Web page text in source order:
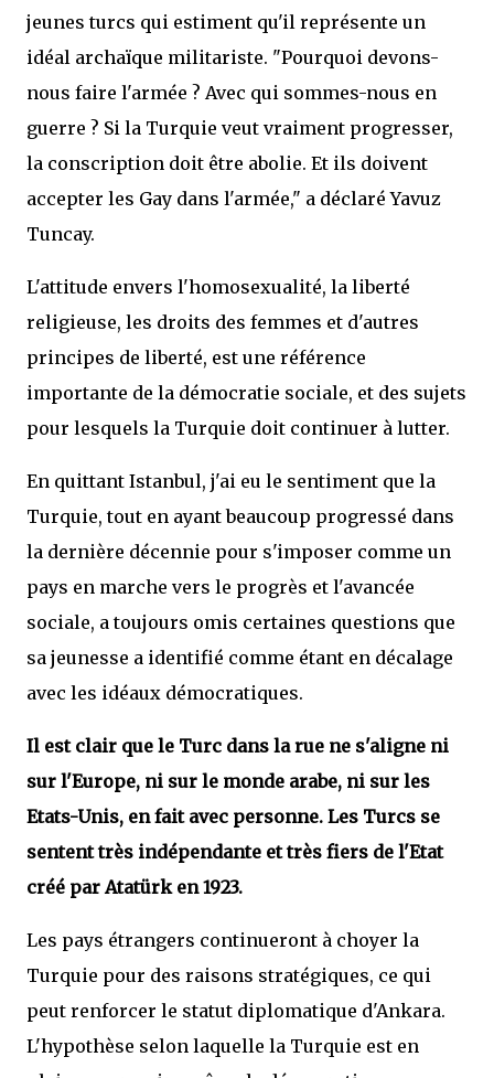
jeunes turcs qui estiment qu'il représente un
idéal archaïque militariste. "Pourquoi devons-
nous faire l'armée ? Avec qui sommes-nous en
guerre ? Si la Turquie veut vraiment progresser,
la conscription doit être abolie. Et ils doivent
accepter les Gay dans l'armée," a déclaré Yavuz
Tuncay.
L'attitude envers l'homosexualité, la liberté
religieuse, les droits des femmes et d'autres
principes de liberté, est une référence
importante de la démocratie sociale, et des sujets
pour lesquels la Turquie doit continuer à lutter.
En quittant Istanbul, j'ai eu le sentiment que la
Turquie, tout en ayant beaucoup progressé dans
la dernière décennie pour s'imposer comme un
pays en marche vers le progrès et l'avancée
sociale, a toujours omis certaines questions que
sa jeunesse a identifié comme étant en décalage
avec les idéaux démocratiques.
Il est clair que le Turc dans la rue ne s'aligne ni
sur l'Europe, ni sur le monde arabe, ni sur les
Etats-Unis, en fait avec personne. Les Turcs se
sentent très indépendante et très fiers de l'Etat
créé par Atatürk en 1923.
Les pays étrangers continueront à choyer la
Turquie pour des raisons stratégiques, ce qui
peut renforcer le statut diplomatique d'Ankara.
L'hypothèse selon laquelle la Turquie est en